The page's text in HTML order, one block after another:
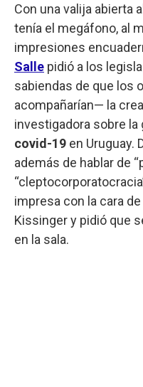
Con una valija abierta
tenía el megáfono, al
impresiones
Salle pidió a los
sabiendas de que los
acompañarían— la
investigadora sobre la
covid-19 en Uruguay.
además de hablar de
impresa con la cara
Kissinger y pidió que
en la sala.